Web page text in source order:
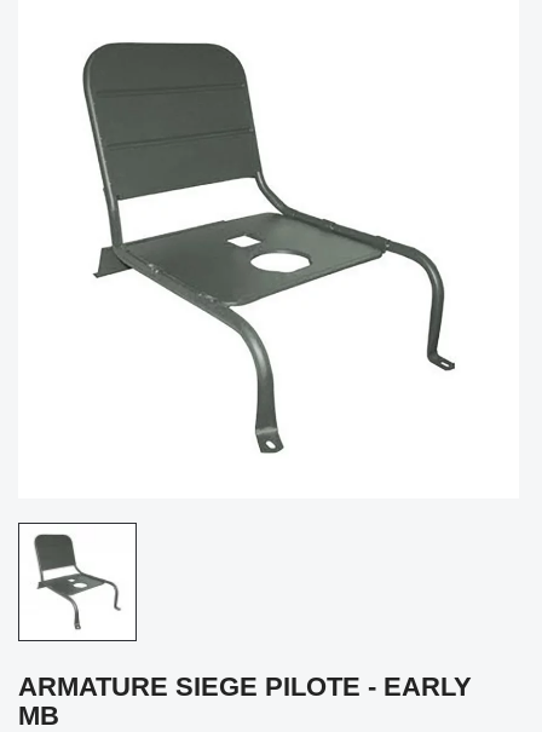
ARMATURE SIEGE PILOTE - EARLY
MB